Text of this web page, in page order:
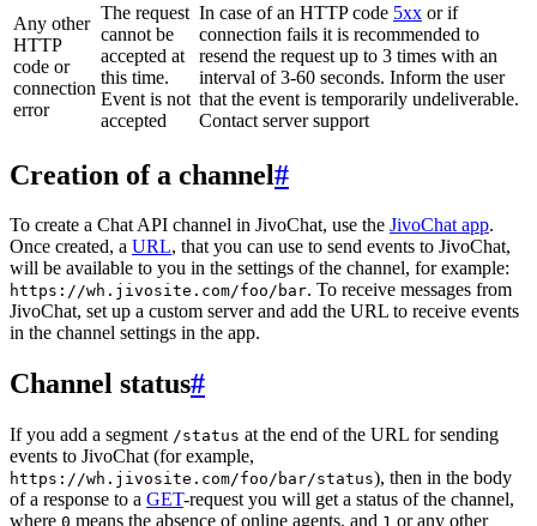
Any other
HTTP
code or
connection
error
The request
cannot be
accepted at
this time.
Event is not
accepted
In case of an HTTP code 5xx or if
connection fails it is recommended to
resend the request up to 3 times with an
interval of 3-60 seconds. Inform the user
that the event is temporarily undeliverable.
Contact server support
Creation of a channel#
To create a Chat API channel in JivoChat, use the JivoChat app.
Once created, a URL, that you can use to send events to JivoChat,
will be available to you in the settings of the channel, for example:
https://wh.jivosite.com/foo/bar. To receive messages from
JivoChat, set up a custom server and add the URL to receive events
in the channel settings in the app.
Channel status#
If you add a segment /status at the end of the URL for sending
events to JivoChat (for example,
https://wh.jivosite.com/foo/bar/status), then in the body
of a response to a GET-request you will get a status of the channel,
where 0 means the absence of online agents, and 1 or any other